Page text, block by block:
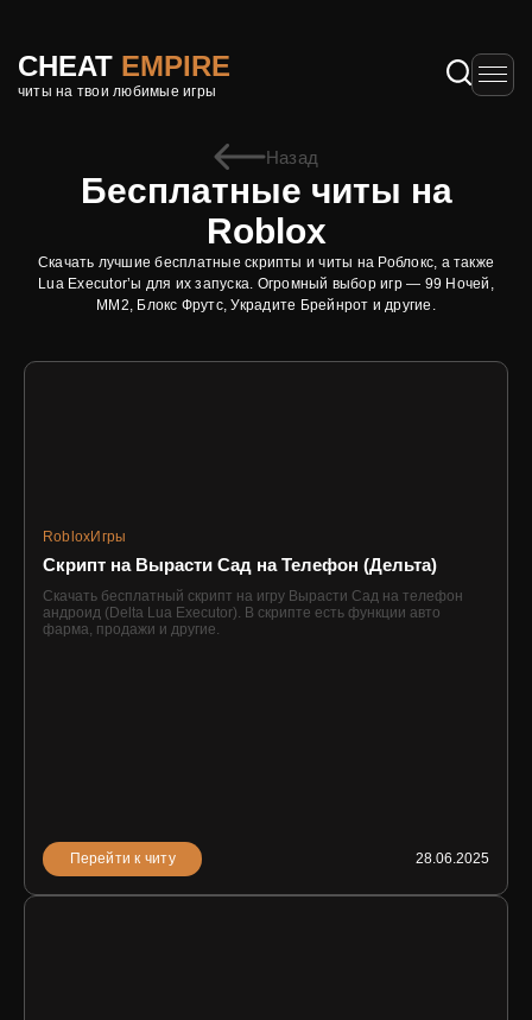
CHEAT EMPIRE
читы на твои любимые игры
Назад
Бесплатные читы на
Roblox
Скачать лучшие бесплатные скрипты и читы на Роблокс, а также
Lua Executor’ы для их запуска. Огромный выбор игр — 99 Ночей,
ММ2, Блокс Фрутс, Украдите Брейнрот и другие.
RobloxИгры
Скрипт на Вырасти Сад на Телефон (Дельта)
Скачать бесплатный скрипт на игру Вырасти Сад на телефон
андроид (Delta Lua Executor). В скрипте есть функции авто
фарма, продажи и другие.
Перейти к читу 28.06.2025